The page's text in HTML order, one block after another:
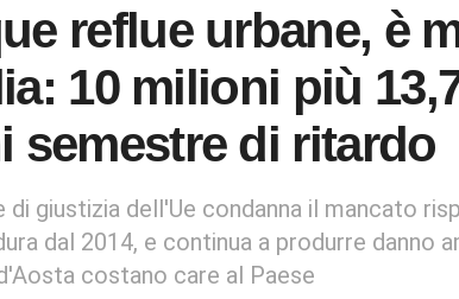
reflue urbane, è
10 milioni più
semestre di ritardo
di giustizia dell'Ue condanna il mancato
dal 2014, e continua a produrre danno
costano care al Paese